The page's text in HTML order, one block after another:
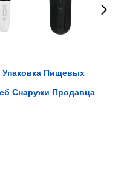
Упаковка Пищевых
Снаружи Продавца